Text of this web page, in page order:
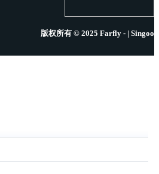
版权所有 © 2025 Farfly - | Singoo